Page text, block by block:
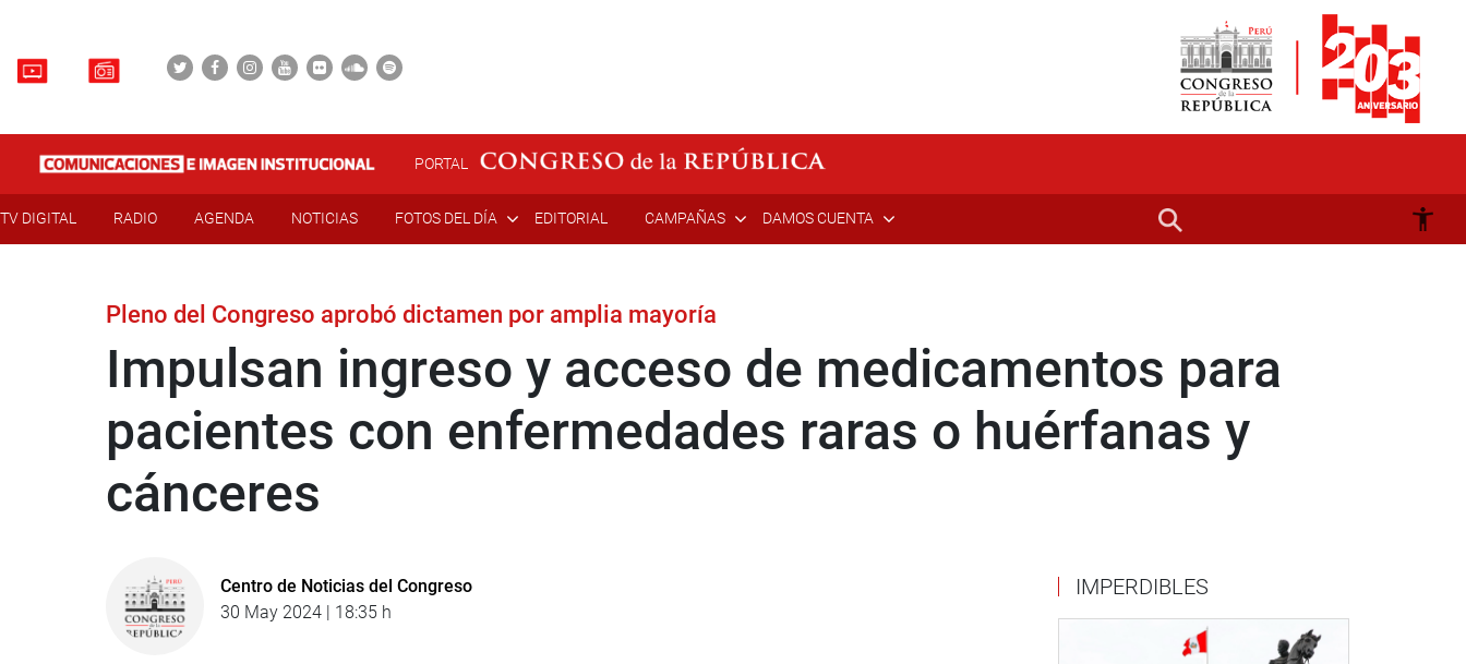
PORTAL
TV DIGITAL RADIO AGENDA NOTICIAS FOTOS DEL DÍA EDITORIAL CAMPAÑAS DAMOS CUENTA
Pleno del Congreso aprobó dictamen por amplia mayoría
Impulsan ingreso y acceso de medicamentos para
pacientes con enfermedades raras o huérfanas y
cánceres
Centro de Noticias del Congreso
30 May 2024 | 18:35 h
IMPERDIBLES